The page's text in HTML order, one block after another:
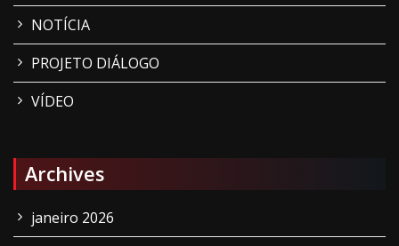
NOTÍCIA
PROJETO DIÁLOGO
VÍDEO
Archives
janeiro 2026